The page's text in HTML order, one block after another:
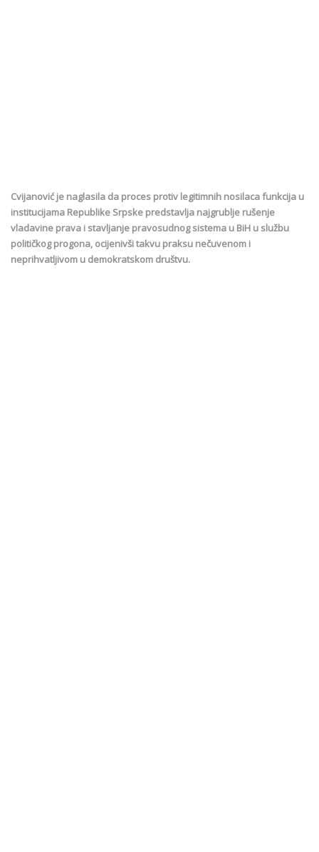
Cvijanović je naglasila da proces protiv legitimnih nosilaca funkcija u
institucijama Republike Srpske predstavlja najgrublje rušenje
vladavine prava i stavljanje pravosudnog sistema u BiH u službu
političkog progona, ocijenivši takvu praksu nečuvenom i
neprihvatljivom u demokratskom društvu.